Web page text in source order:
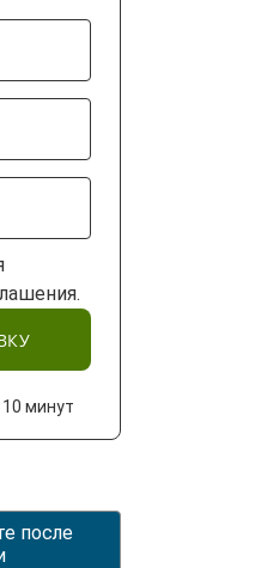
минут
после